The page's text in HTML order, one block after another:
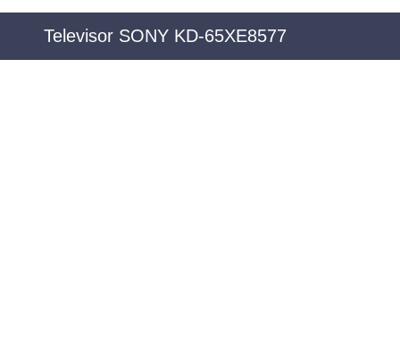
Televisor SONY KD-65XE8577